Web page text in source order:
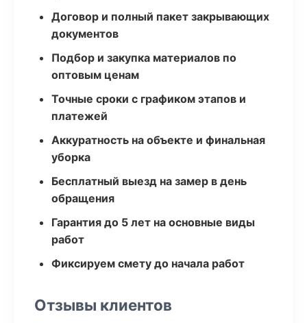
Договор и полный пакет закрывающих
документов
Подбор и закупка материалов по
оптовым ценам
Точные сроки с графиком этапов и
платежей
Аккуратность на объекте и финальная
уборка
Бесплатный выезд на замер в день
обращения
Гарантия до 5 лет на основные виды
работ
Фиксируем смету до начала работ
Отзывы клиентов